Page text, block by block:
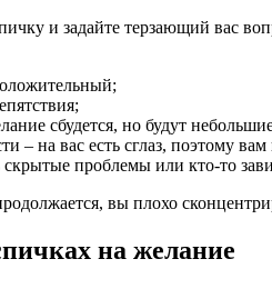
и задайте терзающий вас
сбудется, но будут
– на вас есть сглаз, поэтому вам
скрытые проблемы или кто-то
вы плохо
на желание